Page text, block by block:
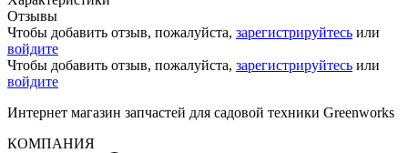
Отзывы
Чтобы добавить отзыв, пожалуйста, зарегистрируйтесь или
войдите
Чтобы добавить отзыв, пожалуйста, зарегистрируйтесь или
войдите
Интернет магазин запчастей для садовой техники Greenworks
КОМПАНИЯ